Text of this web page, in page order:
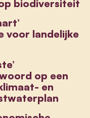
biodiversiteit
voor landelijke
op een
en